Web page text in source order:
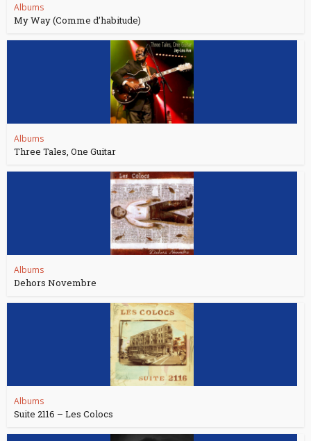
Albums
My Way (Comme d’habitude)
Albums
Three Tales, One Guitar
Albums
Dehors Novembre
Albums
Suite 2116 – Les Colocs